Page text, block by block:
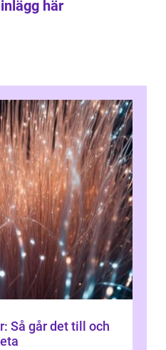
här
Så går det till och